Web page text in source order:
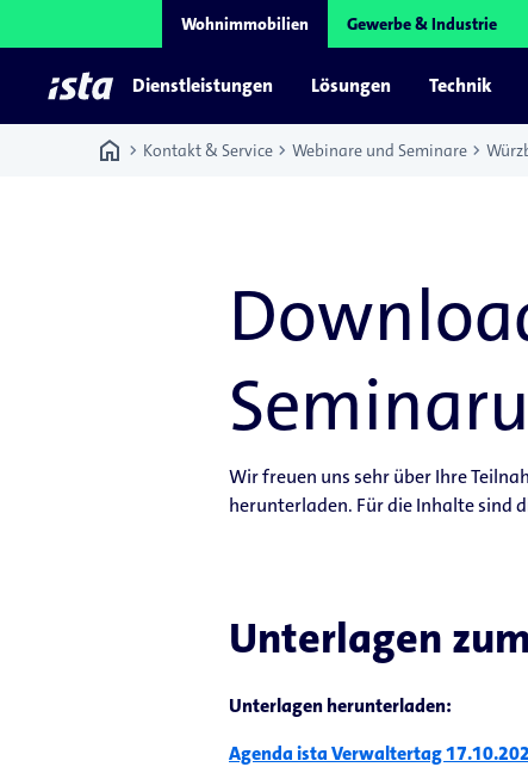
Wohnimmobilien Gewerbe & Industrie
Dienstleistungen Lösungen Technik
home chevron_right Kontakt & Service chevron_right Webinare und Seminare chevron_right
Wir freuen uns sehr über Ihre
herunterladen. Für die Inhalte sind
Unterlagen
Unterlagen herunterladen:
Agenda ista Verwaltertag